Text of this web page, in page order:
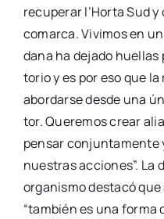
recu­pe­rar l’Horta Sud
comar­ca. Vivi­mos en
dana ha deja­do
to­rio y es por eso que
abor­dar­se des­de una
tor. Que­re­mos crear
pen­sar con­jun­ta­men­te
nues­tras accio­nes”.
orga­nis­mo des­ta­có
“tam­bién es una for­ma